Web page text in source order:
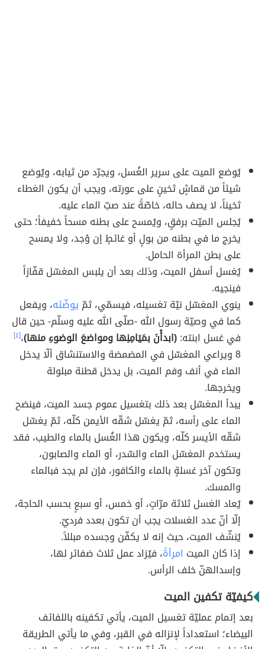
يُوضع الميت على سرير الغُسل، ويجرّد من ثيابه، ويُوضع
شيئاً من قماشٍ ثخينٍ على عورته، ويجب أن يكون الغطاء
ثخيناً، لا يصف حاله، خاصّةً عند صبّ الماء عليه.
يُجلس الميّت برفقٍ، ويُمسح على بطنه مسحاً خفيفاً؛ حتى
يخرج ما في بطنه من بولٍ أو غائطٍ إن وُجد، ولا يمسح
على بطن المرأة الحامل.
يُغسل أسفل الميت، وذلك بعد أن يلبس المغسّل قفّازاً
فينجيه.
ينوي المغسّل نيّة تغسيله، فيسمّي، ثمّ يوضّئه، ويفعل
كما في وصيّة رسول الله -صلّى الله عليه وسلّم- حين قال
في غسل ابنته:(ابدأْنَ بمَيَامِنِها ومواضعَ الوضوءِ منها)،[٤]
8 ويراعي المغسّل في المضمضة والاستنشاق ألّا يدخل
الماء في أنف وفم الميت، بل يدخل قطنة مبلولة
ويخرجها.
يبدأ المغسّل بعد ذلك بتغسيل عموم جسد الميت، فينضح
الماء على رأسه، ثمّ يغسّل شقّه الأيمن كلّه، ثمّ يغسّل
شقّه الأيسر كلّه، ويكون هذا الغُسل بالماء والطيب، فقد
يستخدم المغسّل الماء والسّدر، أو الماء والصابون،
وتكون آخر غسلةٍ بالماء والكافور، فإن لم يجد فبالماء
والمسك.
يُعاد الغسل ثلاثة مرّاتٍ، أو خمس، أو سبعٍ بحسب الحاجة،
إلّا أنّ عدد الغسلات يجب أن تكون بعدد فرديّ.
يُنشّف الميت، حيث إنه لا يكفّن وجسده مبللاً.
إذا كان الميت امرأةً، فيُزاد عمل ثلاث ضفائر لها،
وإسدالهنّ خلف الرأس.
كيفيّة تكفين الميت
بعد إتمام عمليّة تغسيل الميت، يأتي تكفينه باللفائف
البيضاء؛ استعداداً لإنزاله في القبر، وفي ما يأتي الطريقة